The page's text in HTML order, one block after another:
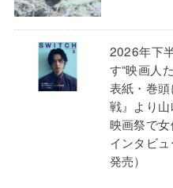
2026年下
す“映画人
表紙・巻
戦』より
映画祭で
インタビ
発売）